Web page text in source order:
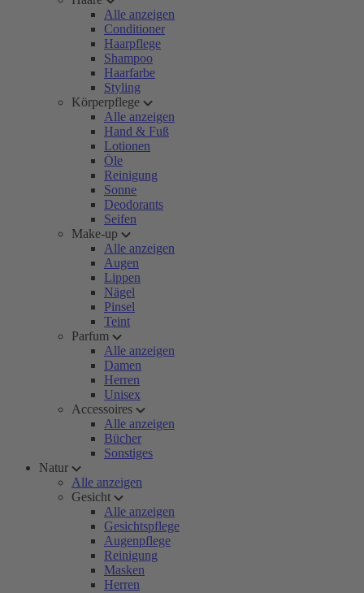
Alle anzeigen
Conditioner
Haarpflege
Shampoo
Haarfarbe
Styling
Körperpflege
Alle anzeigen
Hand & Fuß
Lotionen
Öle
Reinigung
Sonne
Deodorants
Seifen
Make-up
Alle anzeigen
Augen
Lippen
Nägel
Pinsel
Teint
Parfum
Alle anzeigen
Damen
Herren
Unisex
Accessoires
Alle anzeigen
Bücher
Sonstiges
Natur
Alle anzeigen
Gesicht
Alle anzeigen
Gesichtspflege
Augenpflege
Reinigung
Masken
Herren